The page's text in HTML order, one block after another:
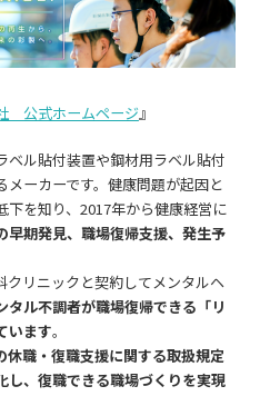
公式ホームページ』
ベル貼付装置や鋼材用ラベル貼付
ーカーです。健康問題が起因と
下を知り、2017年から健康経営に
早期発見、職場復帰支援、発生予
クリニックと契約してメンタルヘ
タル不調者が職場復帰できる「リ
います。
休職・復職支援に関する取扱規定
し、復職できる職場づくりを実現